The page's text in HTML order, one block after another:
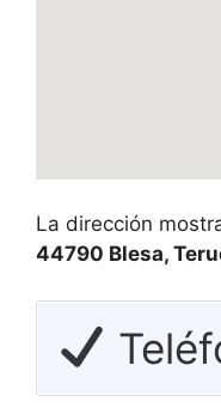
La dirección
44790 Blesa,